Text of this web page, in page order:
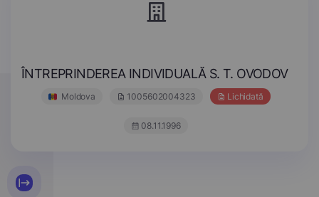
ÎNTREPRINDEREA INDIVIDUALĂ S. T. OVODOV
Moldova 1005602004323 Lichidată
08.11.1996